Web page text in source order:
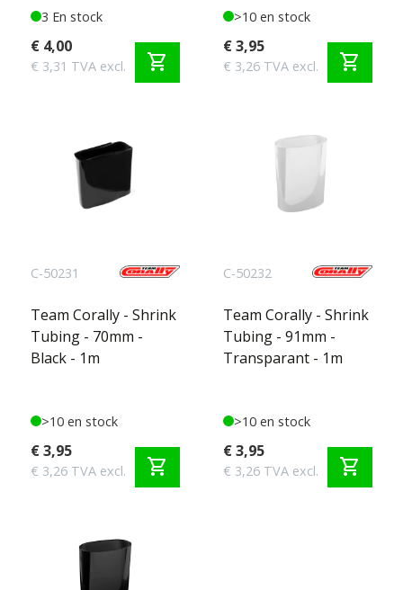
3 En stock
€ 4,00
€ 3,31 TVA excl. shopping_cart
>10 en stock
€ 3,95
€ 3,26 TVA excl. shopping_cart
C-50231
Team Corally - Shrink
Tubing - 70mm -
Black - 1m
>10 en stock
€ 3,95
€ 3,26 TVA excl. shopping_cart
C-50232
Team Corally - Shrink
Tubing - 91mm -
Transparant - 1m
>10 en stock
€ 3,95
€ 3,26 TVA excl. shopping_cart